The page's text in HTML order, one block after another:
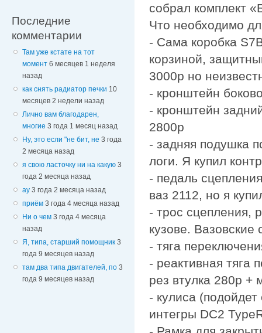
Последние
комментарии
Там уже кстате на тот
момент 6 месяцев 1 неделя
назад
как снять радиатор печки 10
месяцев 2 недели назад
Лично вам благодарен,
многие 3 года 1 месяц назад
Ну, это если "не бит, не 3 года
2 месяца назад
я свою ласточку ни на какую 3
года 2 месяца назад
ау 3 года 2 месяца назад
приём 3 года 4 месяца назад
Ни о чем 3 года 4 месяца
назад
Я, типа, старший помощник 3
года 9 месяцев назад
там два типа двигателей, по 3
года 9 месяцев назад
собрал комплект
Что необходимо
- Сама коробка
корзиной,
3000р но
- кронштейн
- кронштейн
2800р
- задняя подушка
логи. Я купил
- педаль
ваз 2112, но я
- трос сцепления,
кузове. Вазовские
- тяга
- реактивная тяга
рез втулка 280р +
- кулиса
интегры DC2